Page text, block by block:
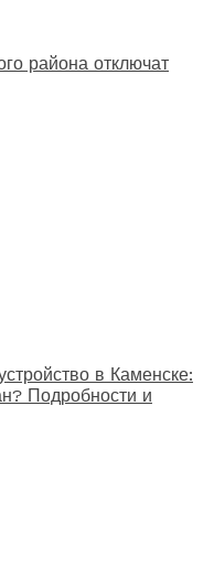
района отключат
в Каменске:
Подробности и